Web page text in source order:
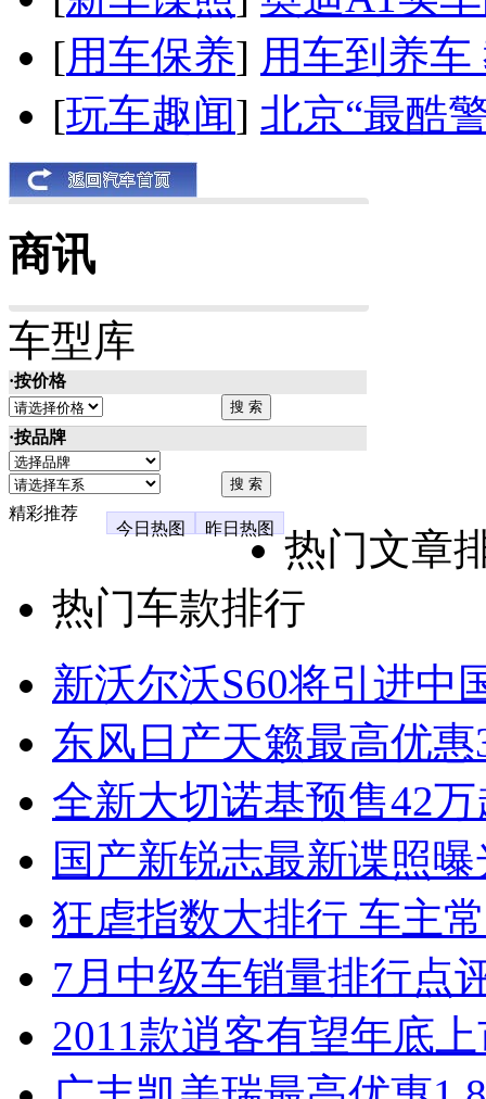
[用车保养] 用车到养
[玩车趣闻] 北京“最酷
商讯
车型库
·按价格
·按品牌
精彩推荐
今日热图
昨日热图
热门文章
热门车款排行
新沃尔沃S60将引进中
东风日产天籁最高优
全新大切诺基预售42
国产新锐志最新谍照
狂虐指数大排行 车主
7月中级车销量排行点
2011款逍客有望年底